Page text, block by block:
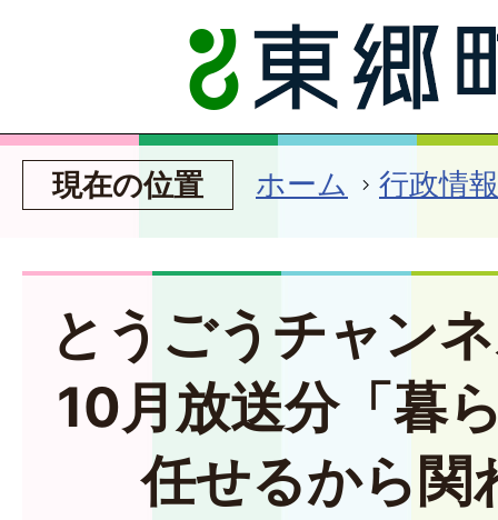
現在の位置 ホーム 行政情報
とうごうチャン
10月放送分「暮
任せるから関